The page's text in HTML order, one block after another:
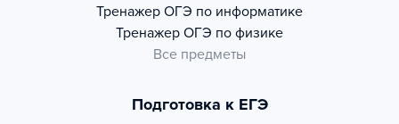
Тренажер ОГЭ по информатике
Тренажер ОГЭ по физике
Все предметы
Подготовка к ЕГЭ